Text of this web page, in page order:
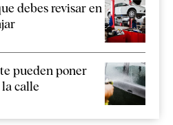
debes revisar en
pueden poner
calle